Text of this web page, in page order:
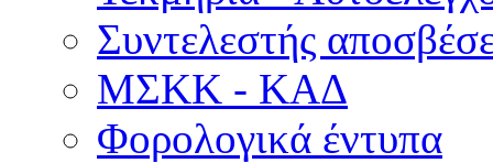
Συντελεστής
ΜΣKΚ - ΚΑΔ
Φορολογικά έντυπα